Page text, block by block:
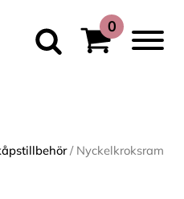
/ Nyckelkroksram